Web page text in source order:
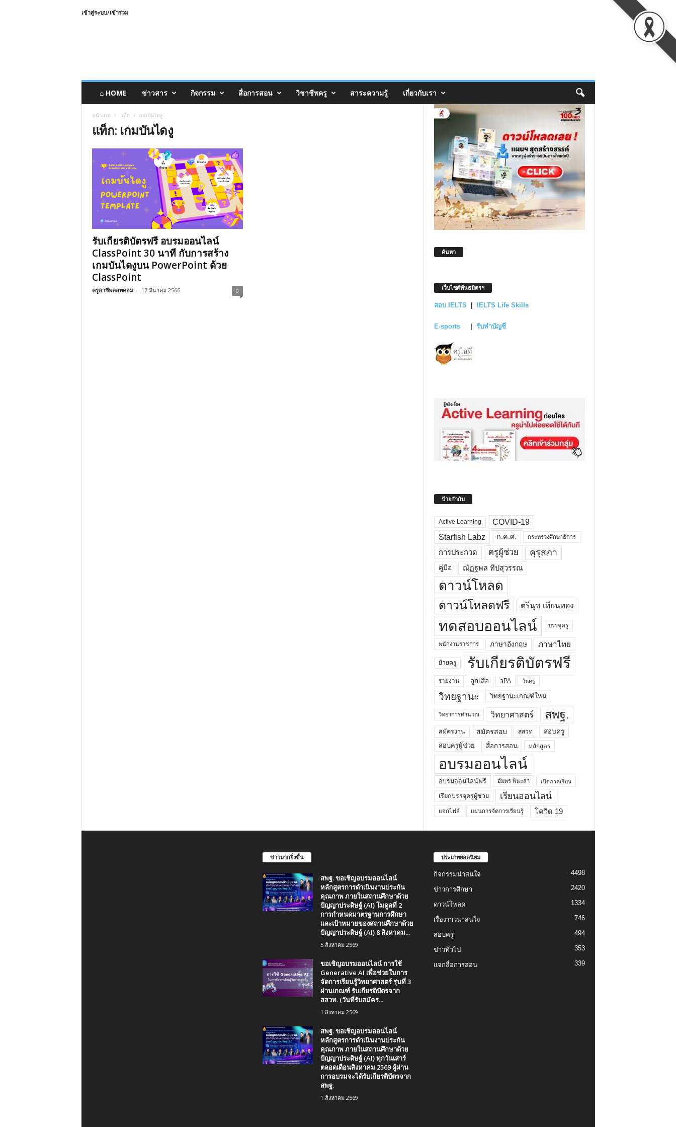
เข้าสู่ระบบ/เข้าร่วม
⌂ HOME ข่าวสาร กิจกรรม สื่อการสอน วิชาชีพครู สาระความรู้ เกี่ยวกับเรา
หน้าแรก แท็ก เกมบันไดงู
แท็ก: เกมบันไดงู
รับเกียรติบัตรฟรี อบรมออนไลน์
ClassPoint 30 นาที กับการสร้าง
เกมบันไดงูบน PowerPoint ด้วย
ClassPoint
ครูอาชีพดอทคอม - 17 มีนาคม 2566 0
ค้นหา
เว็บไซต์พันธมิตรฯ
สอบ IELTS IELTS Life Skills
E-sports รับทำบัญชี
ป้ายกำกับ
Active Learning
COVID-19
Starfish Labz
ก.ค.ศ. กระทรวงศึกษาธิการ
การประกวด ครูผู้ช่วย คุรุสภา
คู่มือ ณัฏฐพล ทีปสุวรรณ
ดาวน์โหลด
ดาวน์โหลดฟรี ตรีนุช เทียนทอง
ทดสอบออนไลน์ บรรจุครู
พนักงานราชการ ภาษาอังกฤษ ภาษาไทย
ย้ายครู รับเกียรติบัตรฟรี
รายงาน ลูกเสือ วPA วันครู
วิทยฐานะ วิทยฐานะเกณฑ์ใหม่
วิทยาการคำนวณ วิทยาศาสตร์ สพฐ.
สมัครงาน สมัครสอบ สสวท
สอบครู
สอบครูผู้ช่วย
สื่อการสอน หลักสูตร
อบรมออนไลน์
อบรมออนไลน์ฟรี อัมพร พินะสา เปิดภาคเรียน
เรียกบรรจุครูผู้ช่วย เรียนออนไลน์
แจกไฟล์ แผนการจัดการเรียนรู้ โควิด 19
ข่าวมากยิ่งขึ้น
สพฐ. ขอเชิญอบรมออนไลน์
หลักสูตรการดำเนินงานประกัน
คุณภาพ ภายในสถานศึกษาด้วย
ปัญญาประดิษฐ์ (AI) โมดูลที่ 2
การกำหนดมาตรฐานการศึกษา
และเป้าหมายของสถานศึกษาด้วย
ปัญญาประดิษฐ์ (AI) 8 สิงหาคม...
5 สิงหาคม 2569
ขอเชิญอบรมออนไลน์ การใช้
Generative AI เพื่อช่วยในการ
จัดการเรียนรู้วิทยาศาสตร์ รุ่นที่ 3
ผ่านเกณฑ์ รับเกียรติบัตรจาก
สสวท. (วันที่รับสมัคร...
1 สิงหาคม 2569
สพฐ. ขอเชิญอบรมออนไลน์
หลักสูตรการดำเนินงานประกัน
คุณภาพ ภายในสถานศึกษาด้วย
ปัญญาประดิษฐ์ (AI) ทุกวันเสาร์
ตลอดเดือนสิงหาคม 2569 ผู้ผ่าน
การอบรมจะได้รับเกียรติบัตรจาก
สพฐ.
1 สิงหาคม 2569
ประเภทยอดนิยม
กิจกรรมน่าสนใจ 4498
ข่าวการศึกษา 2420
ดาวน์โหลด 1334
เรื่องราวน่าสนใจ 746
สอบครู 494
ข่าวทั่วไป 353
แจกสื่อการสอน 339